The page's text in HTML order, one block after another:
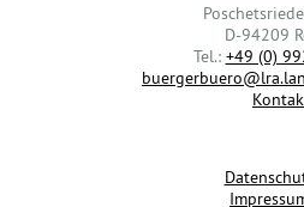
D-94209
Tel.: +49 (0)